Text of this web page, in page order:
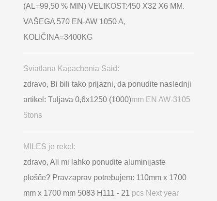
(AL=99,50 % MIN) VELIKOST:450 X32 X6 MM.
VAŠEGA 570 EN-AW 1050 A,
KOLIČINA=3400KG
Sviatlana Kapachenia Said:
zdravo, Bi bili tako prijazni, da ponudite naslednji
artikel: Tuljava 0,6x1250 (1000)mm EN AW-3105
5tons
MILES je rekel:
zdravo, Ali mi lahko ponudite aluminijaste
plošče? Pravzaprav potrebujem: 110mm x 1700
mm x 1700 mm 5083 H111 - 21 pcs Next year